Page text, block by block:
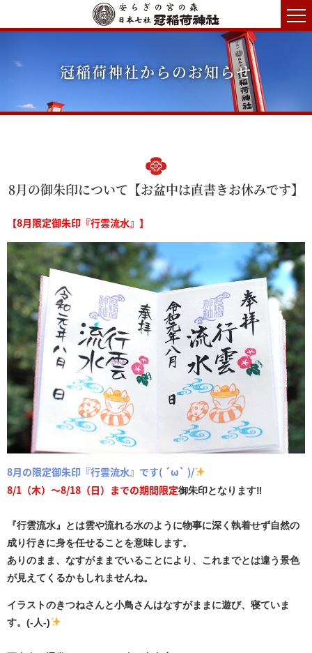
冠稲荷神社からのお知らせ
8月の御朱印について【お盆中は直書きお休みです】
【8月限定御朱印『行雲流水』】
8月の限定御朱印『行雲流水』です( ´ω` )/
8/1（木）～8/18（日）までの期間限定御朱印となります‼
『行雲流水』とは雲や流れる水のように物事に深く執着せず自然の
成り行きに身を任せることを意味します。
ありのまま、なすがままでいることにより、これまでとは違う景色
が見えてくるかもしれませんね。
イラストのきつねさんと小鳥さんはなすがままに遊び、寝ていま
す。(-人-)